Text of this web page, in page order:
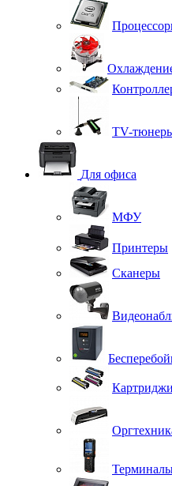
TV-
Для офиса
МФУ
Принтеры
Сканеры
Картриджи